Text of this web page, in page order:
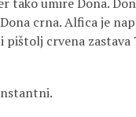
crna. Alfica je
crvena zastava